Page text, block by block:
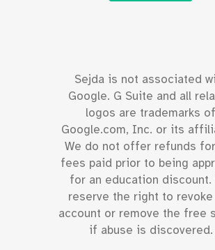
Sejda is not associated
Google. G Suite and all
logos are trademarks of
Google.com, Inc. or its
We do not offer refunds
fees paid prior to being
for an education discount.
reserve the right to revoke
account or remove the free
if abuse is discovered.